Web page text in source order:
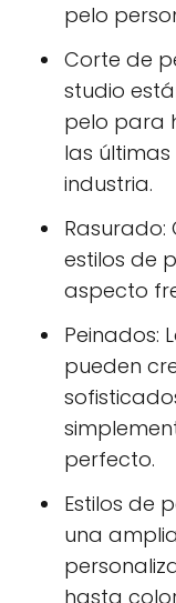
pelo
Corte de
studio
pelo para
las
industria.
Rasurado:
estilos de
aspecto
Peinados:
pueden
perfecto.
Estilos de
una
hasta